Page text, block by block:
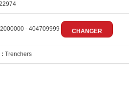
- 404709999 CHANGER
: Trenchers